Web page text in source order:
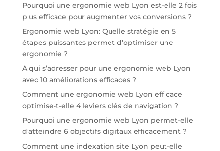
Pourquoi une ergonomie web Lyon est-elle 2 fois
plus efficace pour augmenter vos conversions ?
Ergonomie web Lyon: Quelle stratégie en 5
étapes puissantes permet d’optimiser une
ergonomie ?
À qui s’adresser pour une ergonomie web Lyon
avec 10 améliorations efficaces ?
Comment une ergonomie web Lyon efficace
optimise-t-elle 4 leviers clés de navigation ?
Pourquoi une ergonomie web Lyon permet-elle
d’atteindre 6 objectifs digitaux efficacement ?
Comment une indexation site Lyon peut-elle